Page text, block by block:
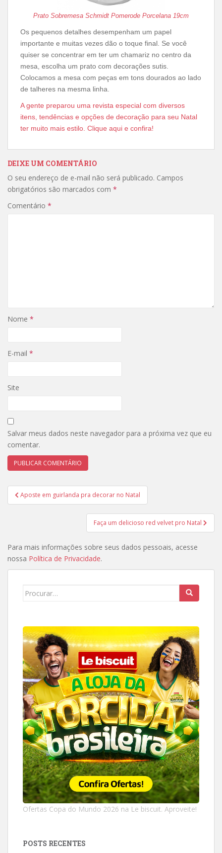
Prato Sobremesa Schmidt Pomerode Porcelana 19cm
Os pequenos detalhes desempenham um papel
importante e muitas vezes dão o toque final. Se você
quiser se concentrar em ter um chamariz no centro da
mesa, escolha um prato com decorações sutis.
Colocamos a mesa com peças em tons dourados ao lado
de talheres na mesma linha.
A gente preparou uma revista especial com diversos
itens, tendências e opções de decoração para seu Natal
ter muito mais estilo. Clique aqui e confira!
DEIXE UM COMENTÁRIO
O seu endereço de e-mail não será publicado. Campos
obrigatórios são marcados com *
Comentário *
Nome *
E-mail *
Site
Salvar meus dados neste navegador para a próxima vez que eu
comentar.
Navegação
de
Aposte em guirlanda pra decorar no Natal
Faça um delicioso red velvet pro Natal
Para mais informações sobre seus dados pessoais, acesse
nossa Política de Privacidade.
Search
Ofertas Copa do Mundo 2026 na Le biscuit. Aproveite!
POSTS RECENTES